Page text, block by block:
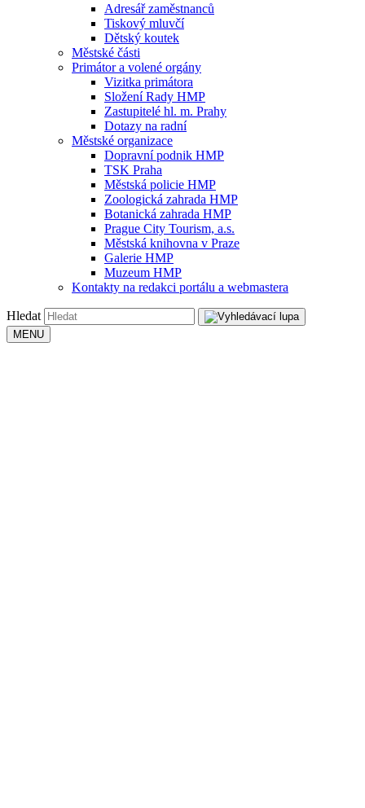
Adresář zaměstnanců
Tiskový mluvčí
Dětský koutek
Městské části
Primátor a volené orgány
Vizitka primátora
Složení Rady HMP
Zastupitelé hl. m. Prahy
Dotazy na radní
Městské organizace
Dopravní podnik HMP
TSK Praha
Městská policie HMP
Zoologická zahrada HMP
Botanická zahrada HMP
Prague City Tourism, a.s.
Městská knihovna v Praze
Galerie HMP
Muzeum HMP
Kontakty na redakci portálu a webmastera
Hledat
MENU